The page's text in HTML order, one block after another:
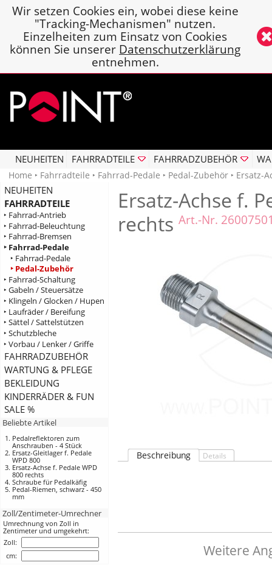
Wir setzen Cookies ein, wobei diese keine
"Tracking-Mechanismen" nutzen.
Einzelheiten zum Einsatz von Cookies
können Sie unserer Datenschutzerklärung
entnehmen.
NEUHEITEN FAHRRADTEILE FAHRRADZUBEHÖR
Home ‣ Fahrradteile ‣ Fahrrad-Pedale ‣ Pedal-Zubehör ‣ Ersatz-
NEUHEITEN
FAHRRADTEILE
‣ Fahrrad-Antrieb
‣ Fahrrad-Beleuchtung
‣ Fahrrad-Bremsen
‣ Fahrrad-Pedale
‣ Fahrrad-Pedale
‣ Pedal-Zubehör
‣ Fahrrad-Schaltung
‣ Gabeln / Steuersätze
‣ Klingeln / Glocken / Hupen
‣ Laufräder / Bereifung
‣ Sättel / Sattelstützen
‣ Schutzbleche
‣ Vorbau / Lenker / Griffe
FAHRRADZUBEHÖR
WARTUNG & PFLEGE
BEKLEIDUNG
KINDERRÄDER & FUN
SALE %
Beliebte Artikel
Pedalreflektoren zum
Anschrauben - 4 Stück
Ersatz-Gleitlager f. Pedale
WPD 800
Ersatz-Achse f. Pedale WPD
800 rechts
Schraube für Pedalkäfig
Pedal-Riemen, schwarz - 450
mm
Zoll/Zentimeter-Umrechner
Umrechnung von Zoll in
Zentimeter und umgekehrt:
Zoll:
cm:
Ersatz-Achse f.
rechts Art.-Nr.
Beschreibung Details
Weitere